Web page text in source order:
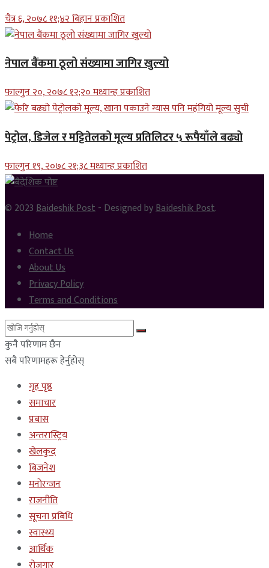
चैत्र ६, २०७८ ११;४२ बिहान प्रकाशित
नेपाल बैंकमा ठूलो संख्यामा जागिर खुल्यो
फाल्गुन २०, २०७८ १२;२० मध्यान्ह प्रकाशित
पेट्रोल, डिजेल र मट्टितेलको मूल्य प्रतिलिटर ५ रूपैयाँले बढ्यो
फाल्गुन १९, २०७८ २१;३८ मध्यान्ह प्रकाशित
© 2023Baideshik Post- Designed byBaideshik Post.
Home
Contact Us
About Us
Privacy Policy
Terms and Conditions
कुनै परिणाम छैन
सबै परिणामहरू हेर्नुहोस्
गृह पृष्ठ
समाचार
प्रबास
अन्तरास्ट्रिय
खेलकुद
बिजनेश
मनोरन्जन
राजनीति
सूचना प्रबिधि
स्वास्थ्य
आर्थिक